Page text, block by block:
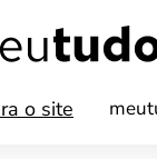
o site